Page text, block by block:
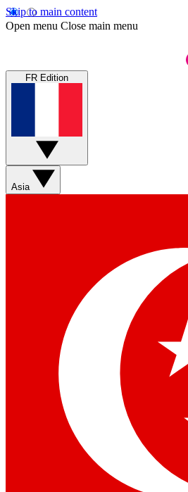
Skip to main content
Open menu Close main menu
FR Edition
Asia